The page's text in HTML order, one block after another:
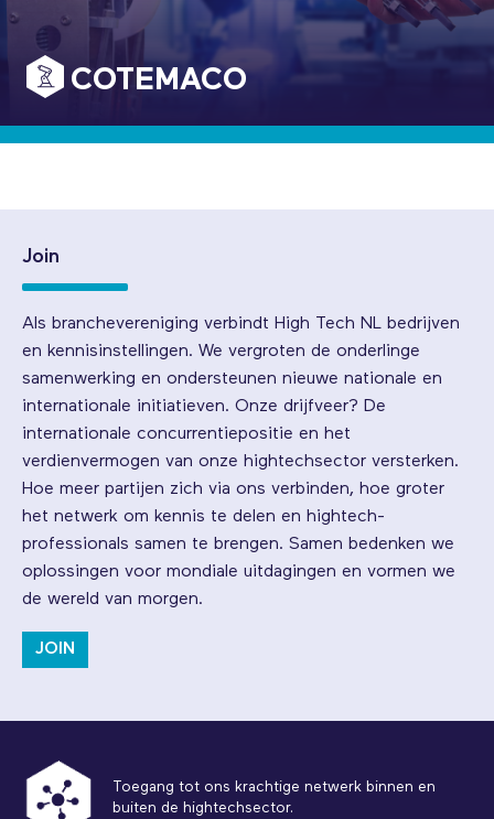
COTEMACO
Join
Als branchevereniging verbindt High Tech NL bedrijven
en kennisinstellingen. We vergroten de onderlinge
samenwerking en ondersteunen nieuwe nationale en
internationale initiatieven. Onze drijfveer? De
internationale concurrentiepositie en het
verdienvermogen van onze hightechsector versterken.
Hoe meer partijen zich via ons verbinden, hoe groter
het netwerk om kennis te delen en hightech-
professionals samen te brengen. Samen bedenken we
oplossingen voor mondiale uitdagingen en vormen we
de wereld van morgen.
JOIN
Toegang tot ons krachtige netwerk binnen en
buiten de hightechsector.